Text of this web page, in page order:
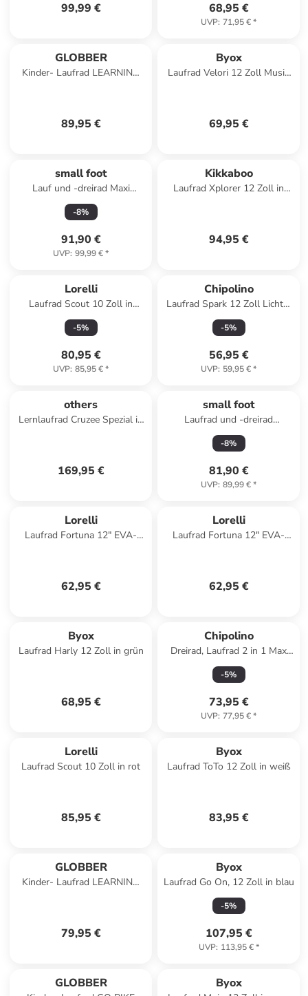
99,99 € 68,95 €
UVP: 71,95 €*
GLOBBER
Kinder- Laufrad LEARNING
89,95 €
Byox
Laufrad Velori 12 Zoll Musik
69,95 €
small foot
Lauf und -dreirad Maxi
mitwachsend in brown
-8%
91,90 €
UVP: 99,99 €*
Kikkaboo
Laufrad Xplorer 12 Zoll in
94,95 €
Lorelli
Laufrad Scout 10 Zoll in
orange
-5%
80,95 €
UVP: 85,95 €*
Chipolino
Laufrad Spark 12 Zoll Lichter
in grün
-5%
56,95 €
UVP: 59,95 €*
others
Lernlaufrad Cruzee Spezial in
169,95 €
small foot
Laufrad und -dreirad
mitwachsend in green
-8%
81,90 €
UVP: 89,99 €*
Lorelli
Laufrad Fortuna 12" EVA-
62,95 €
Lorelli
Laufrad Fortuna 12" EVA-
62,95 €
Byox
Laufrad Harly 12 Zoll in grün
68,95 €
Chipolino
Dreirad, Laufrad 2 in 1 Max
Bike in gelb
-5%
73,95 €
UVP: 77,95 €*
Lorelli
Laufrad Scout 10 Zoll in rot
85,95 €
Byox
Laufrad ToTo 12 Zoll in weiß
83,95 €
GLOBBER
Kinder- Laufrad LEARNING
79,95 €
Byox
Laufrad Go On, 12 Zoll in blau
-5%
107,95 €
UVP: 113,95 €*
GLOBBER Byox